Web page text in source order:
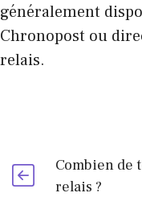
généralement
Chronopost ou
relais.
Combien de
relais ?